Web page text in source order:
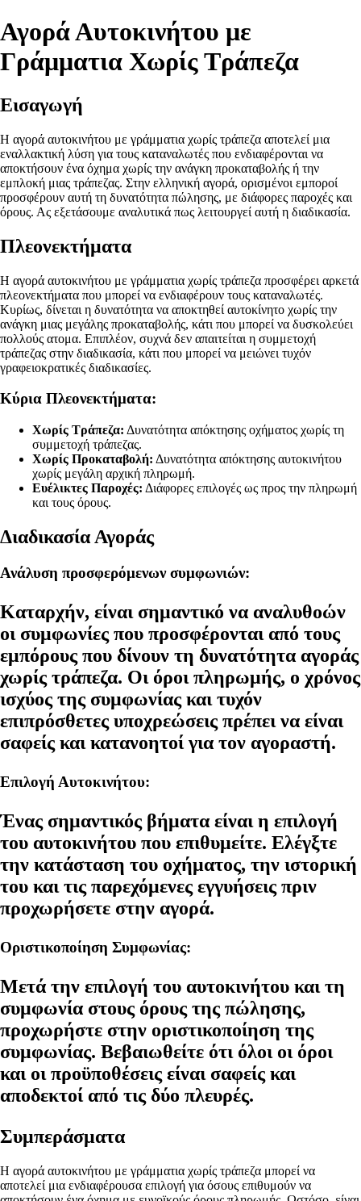
Αγορά Αυτοκινήτου με
Γράμματια Χωρίς Τράπεζα
Εισαγωγή
Η αγορά αυτοκινήτου με γράμματια χωρίς τράπεζα αποτελεί μια
εναλλακτική λύση για τους καταναλωτές που ενδιαφέρονται να
αποκτήσουν ένα όχημα χωρίς την ανάγκη προκαταβολής ή την
εμπλοκή μιας τράπεζας. Στην ελληνική αγορά, ορισμένοι εμποροί
προσφέρουν αυτή τη δυνατότητα πώλησης, με διάφορες παροχές και
όρους. Ας εξετάσουμε αναλυτικά πως λειτουργεί αυτή η διαδικασία.
Πλεονεκτήματα
Η αγορά αυτοκινήτου με γράμματια χωρίς τράπεζα προσφέρει αρκετά
πλεονεκτήματα που μπορεί να ενδιαφέρουν τους καταναλωτές.
Κυρίως, δίνεται η δυνατότητα να αποκτηθεί αυτοκίνητο χωρίς την
ανάγκη μιας μεγάλης προκαταβολής, κάτι που μπορεί να δυσκολεύει
πολλούς ατομα. Επιπλέον, συχνά δεν απαιτείται η συμμετοχή
τράπεζας στην διαδικασία, κάτι που μπορεί να μειώνει τυχόν
γραφειοκρατικές διαδικασίες.
Κύρια Πλεονεκτήματα:
Χωρίς Τράπεζα: Δυνατότητα απόκτησης οχήματος χωρίς τη
συμμετοχή τράπεζας.
Χωρίς Προκαταβολή: Δυνατότητα απόκτησης αυτοκινήτου
χωρίς μεγάλη αρχική πληρωμή.
Ευέλικτες Παροχές: Διάφορες επιλογές ως προς την πληρωμή
και τους όρους.
Διαδικασία Αγοράς
Ανάλυση προσφερόμενων συμφωνιών:
Καταρχήν, είναι σημαντικό να αναλυθοών
οι συμφωνίες που προσφέρονται από τους
εμπόρους που δίνουν τη δυνατότητα αγοράς
χωρίς τράπεζα. Οι όροι πληρωμής, ο χρόνος
ισχύος της συμφωνίας και τυχόν
επιπρόσθετες υποχρεώσεις πρέπει να είναι
σαφείς και κατανοητοί για τον αγοραστή.
Επιλογή Αυτοκινήτου:
Ένας σημαντικός βήματα είναι η επιλογή
του αυτοκινήτου που επιθυμείτε. Ελέγξτε
την κατάσταση του οχήματος, την ιστορική
του και τις παρεχόμενες εγγυήσεις πριν
προχωρήσετε στην αγορά.
Οριστικοποίηση Συμφωνίας:
Μετά την επιλογή του αυτοκινήτου και τη
συμφωνία στους όρους της πώλησης,
προχωρήστε στην οριστικοποίηση της
συμφωνίας. Βεβαιωθείτε ότι όλοι οι όροι
και οι προϋποθέσεις είναι σαφείς και
αποδεκτοί από τις δύο πλευρές.
Συμπεράσματα
Η αγορά αυτοκινήτου με γράμματια χωρίς τράπεζα μπορεί να
αποτελεί μια ενδιαφέρουσα επιλογή για όσους επιθυμούν να